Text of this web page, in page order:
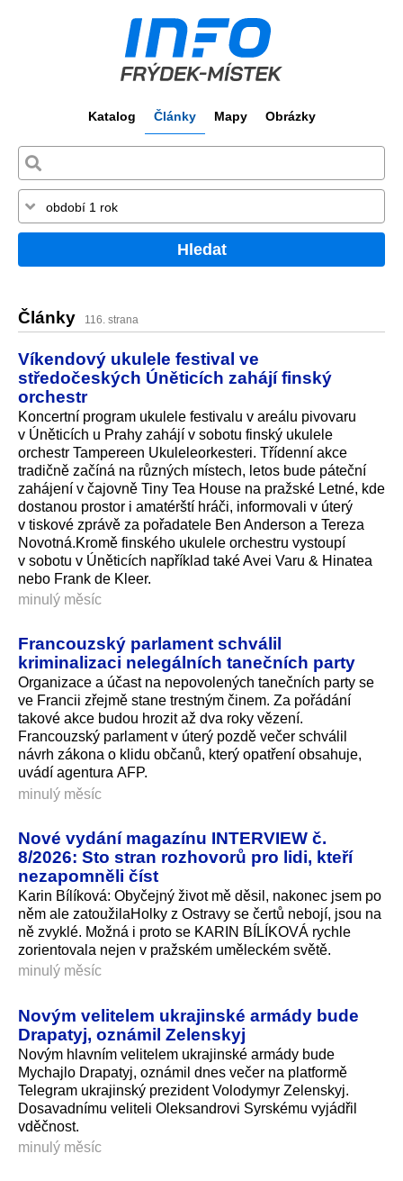
Katalog Články Mapy Obrázky
Hledat
Články 116. strana
Víkendový ukulele festival ve
středočeských Úněticích zahájí finský
orchestr
Koncertní program ukulele festivalu v areálu pivovaru
v Úněticích u Prahy zahájí v sobotu finský ukulele
orchestr Tampereen Ukuleleorkesteri. Třídenní akce
tradičně začíná na různých místech, letos bude páteční
zahájení v čajovně Tiny Tea House na pražské Letné, kde
dostanou prostor i amatérští hráči, informovali v úterý
v tiskové zprávě za pořadatele Ben Anderson a Tereza
Novotná.Kromě finského ukulele orchestru vystoupí
v sobotu v Úněticích například také Avei Varu & Hinatea
nebo Frank de Kleer.
minulý měsíc
Francouzský parlament schválil
kriminalizaci nelegálních tanečních party
Organizace a účast na nepovolených tanečních party se
ve Francii zřejmě stane trestným činem. Za pořádání
takové akce budou hrozit až dva roky vězení.
Francouzský parlament v úterý pozdě večer schválil
návrh zákona o klidu občanů, který opatření obsahuje,
uvádí agentura AFP.
minulý měsíc
Nové vydání magazínu INTERVIEW č.
8/2026: Sto stran rozhovorů pro lidi, kteří
nezapomněli číst
Karin Bílíková: Obyčejný život mě děsil, nakonec jsem po
něm ale zatoužilaHolky z Ostravy se čertů nebojí, jsou na
ně zvyklé. Možná i proto se KARIN BÍLÍKOVÁ rychle
zorientovala nejen v pražském uměleckém světě.
minulý měsíc
Novým velitelem ukrajinské armády bude
Drapatyj, oznámil Zelenskyj
Novým hlavním velitelem ukrajinské armády bude
Mychajlo Drapatyj, oznámil dnes večer na platformě
Telegram ukrajinský prezident Volodymyr Zelenskyj.
Dosavadnímu veliteli Oleksandrovi Syrskému vyjádřil
vděčnost.
minulý měsíc